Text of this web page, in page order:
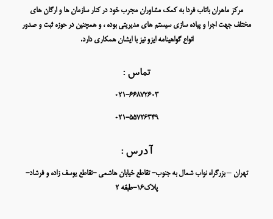
مرکز ماهران باتاب فردا به کمک مشاوران مجرب خود در کنار سازمان ها و ارگان های
مختلف جهت اجرا و پیاده سازی سیستم های مدیریتی بوده ، و همچنین در حوزه ثبت و صدور
انواع گواهینامه ایزو نیز با ایشان همکاری دارد.
تماس :
021-66872603
021-55726349
آدرس :
تهران – بزرگراه نواب شمال به جنوب- تقاطع خیابان هاشمی -تقاطع یوسف زاده و فرشاد-
پلاک16-طبقه 2